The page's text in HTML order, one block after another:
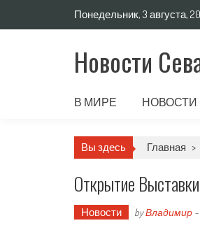
Понедельник, 3 августа,
Новости
В МИРЕ НОВОСТИ
Вы здесь Главная >
Открытие
Новости byВладимир -